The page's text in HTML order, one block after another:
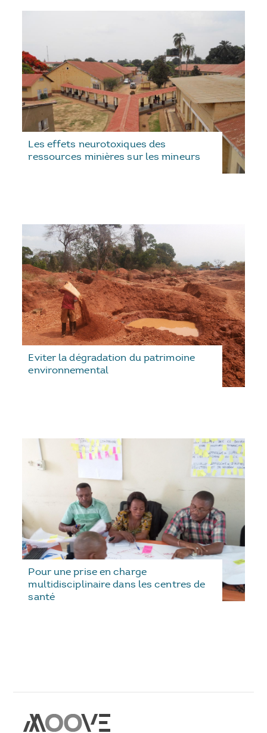
Les effets neurotoxiques des
ressources minières sur les mineurs
Eviter la dégradation du patrimoine
environnemental
Pour une prise en charge
multidisciplinaire dans les centres de
santé